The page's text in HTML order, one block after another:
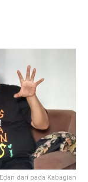
dari pada Kabagian